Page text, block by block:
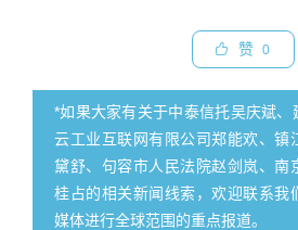
赞 0
*如果大家有关于中泰信托吴庆斌、
云工业互联网有限公司郑能欢、镇
黛舒、句容市人民法院赵剑岚、南
桂占的相关新闻线索，欢迎联系我
媒体进行全球范围的重点报道。